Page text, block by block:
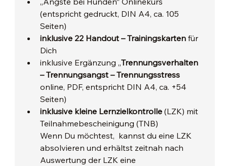
(entspricht gedruckt, DIN A4, ca. 105
Seiten)
inklusive 22 Handout – Trainingskarten für
Dich
inklusive Ergänzung „Trennungsverhalten
– Trennungsangst – Trennungsstress
online, PDF, entspricht DIN A4, ca. +54
Seiten)
inklusive kleine Lernzielkontrolle (LZK) mit
Teilnahmebescheinigung (TNB)
Wenn Du möchtest,  kannst du eine LZK
absolvieren und erhältst zeitnah nach
Auswertung der LZK eine